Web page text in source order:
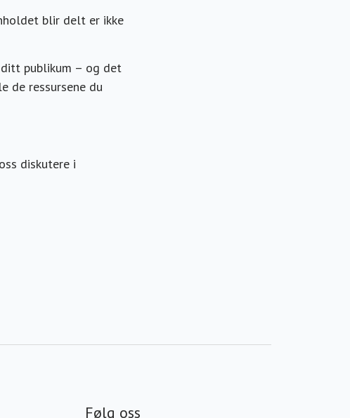
blir delt er ikke
publikum – og det
de ressursene du
diskutere i
Følg oss